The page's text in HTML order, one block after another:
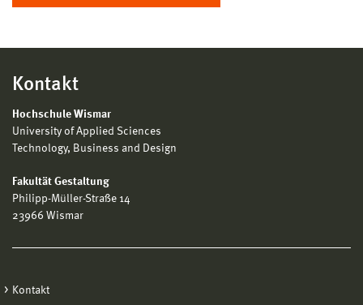
Kontakt
Hochschule Wismar
University of Applied Sciences
Technology, Business and Design
Fakultät Gestaltung
Philipp-Müller-Straße 14
23966 Wismar
Kontakt